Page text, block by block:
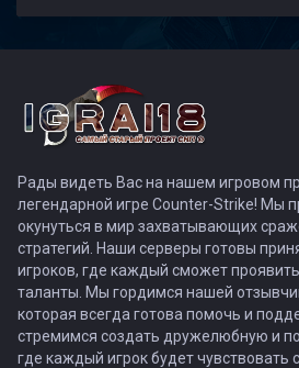
Рады видеть Вас на нашем игровом
легендарной игре Counter-Strike! Мы
окунуться в мир захватывающих
стратегий. Наши серверы готовы
игроков, где каждый сможет
таланты. Мы гордимся нашей
которая всегда готова помочь и
стремимся создать дружелюбную и
где каждый игрок будет чувствовать